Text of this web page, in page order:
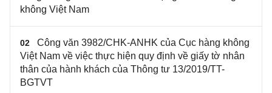
không Việt Nam
02
Công văn 3982/CHK-ANHK của Cục hàng không
Việt Nam về việc thực hiện quy định về giấy tờ nhân
thân của hành khách của Thông tư 13/2019/TT-
BGTVT